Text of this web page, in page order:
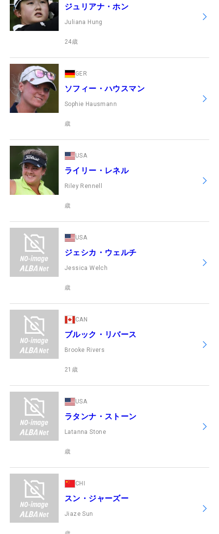
ジュリアナ・ホン
Juliana Hung
24歳
GER
ソフィー・ハウスマン
Sophie Hausmann
歳
USA
ライリー・レネル
Riley Rennell
歳
USA
ジェシカ・ウェルチ
Jessica Welch
歳
CAN
ブルック・リバース
Brooke Rivers
21 歳
USA
ラタンナ・ストーン
Latanna Stone
歳
CHI
スン・ジャーズー
Jiaze Sun